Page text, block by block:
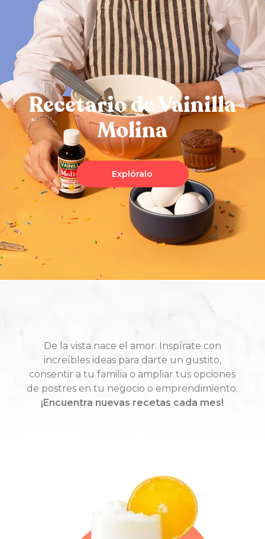
Recetario de Vainilla
Molina
Explóralo
De la vista nace el amor. Inspírate con
increíbles ideas para darte un gustito,
consentir a tu familia o ampliar tus opciones
de postres en tu negocio o emprendimiento.
¡Encuentra nuevas recetas cada mes!